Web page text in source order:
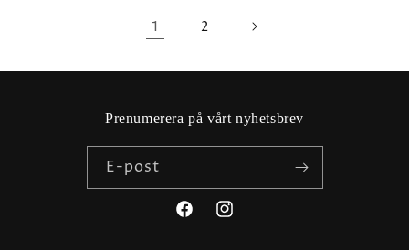
1 2
Prenumerera på vårt nyhetsbrev
E-post
FacebookInstagram